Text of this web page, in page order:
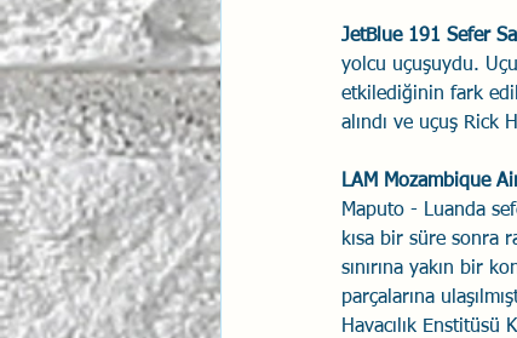
JetBlue 191 Sefer
yolcu uçuşuydu.
etkilediğinin fark
alındı ve uçuş Rick
LAM Mozambique
Maputo - Luanda
kısa bir süre sonra
sınırına yakın bir
parçalarına
Havacılık